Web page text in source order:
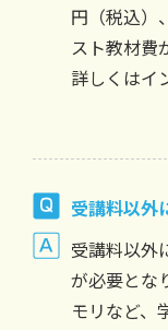
円（税込）
スト教材費
詳しくはイ
受講料以外
受講料以外
が必要とな
モリなど、